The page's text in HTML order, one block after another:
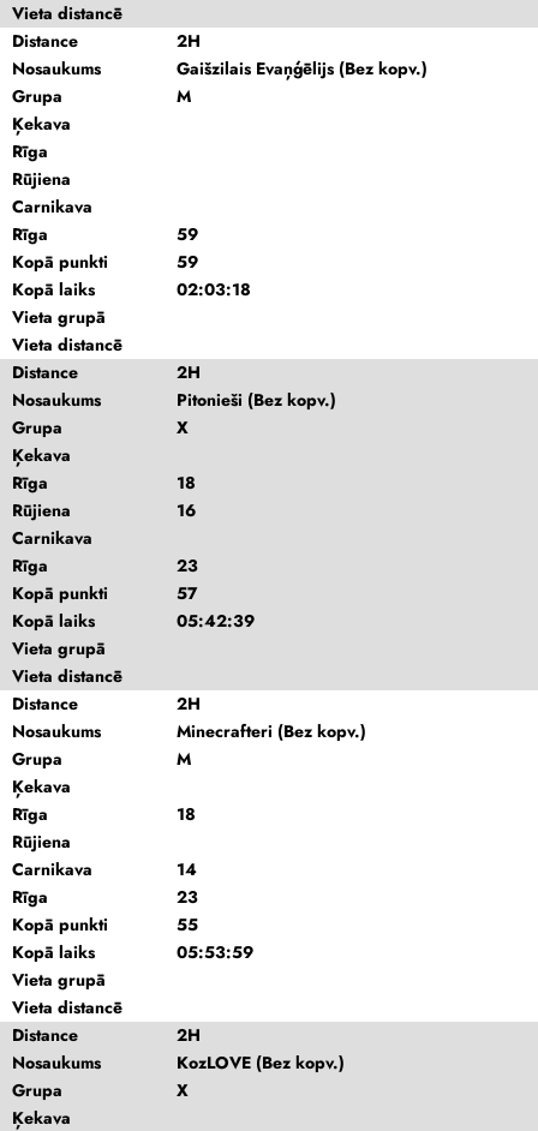
Vieta distancē
Distance
2H
Nosaukums
Gaišzilais Evaņģēlijs (Bez kopv.)
Grupa
M
Ķekava
Rīga
Rūjiena
Carnikava
Rīga
59
Kopā punkti
59
Kopā laiks
02:03:18
Vieta grupā
Vieta distancē
Distance
2H
Nosaukums
Pitonieši (Bez kopv.)
Grupa
X
Ķekava
Rīga
18
Rūjiena
16
Carnikava
Rīga
23
Kopā punkti
57
Kopā laiks
05:42:39
Vieta grupā
Vieta distancē
Distance
2H
Nosaukums
Minecrafteri (Bez kopv.)
Grupa
M
Ķekava
Rīga
18
Rūjiena
Carnikava
14
Rīga
23
Kopā punkti
55
Kopā laiks
05:53:59
Vieta grupā
Vieta distancē
Distance
2H
Nosaukums
KozLOVE (Bez kopv.)
Grupa
X
Ķekava